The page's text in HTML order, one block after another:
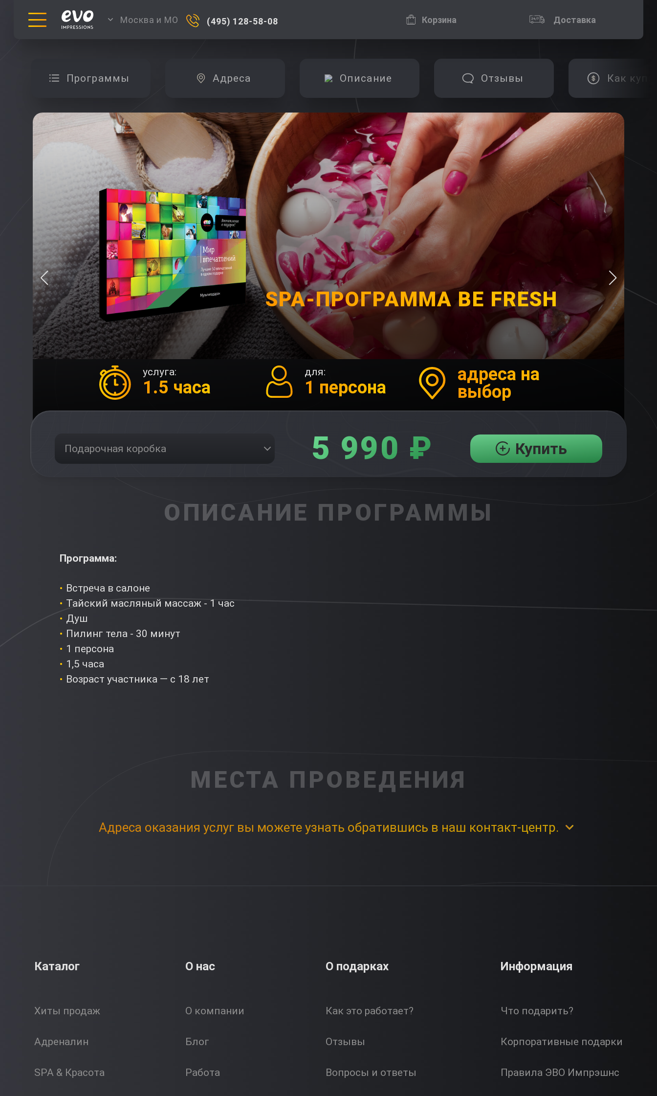
Москва и МО (495) 128-58-08 Корзина Доставка
Программы Адреса Описание Отзывы Как
SPA-ПРОГРАММА BE FRESH
услуга:
1.5 часа
для:
1 персона
адреса на
выбор
Подарочная коробка 5 990 ₽ Купить
ОПИСАНИЕ ПРОГРАММЫ
Программа:
Встреча в салоне
Тайский масляный массаж - 1 час
Душ
Пилинг тела - 30 минут
1 персона
1,5 часа
Возраст участника — с 18 лет
МЕСТА ПРОВЕДЕНИЯ
Адреса оказания услуг вы можете узнать обратившись в наш контакт-центр.
Каталог
Хиты продаж
Адреналин
SPA & Красота
О нас
О компании
Блог
Работа
О подарках
Как это работает?
Отзывы
Вопросы и ответы
Информация
Что подарить?
Корпоративные подарки
Правила ЭВО Импрэшнс